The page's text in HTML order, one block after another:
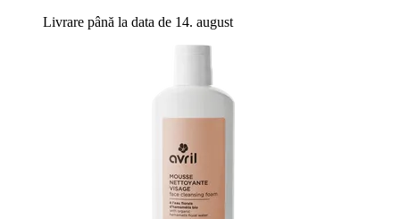
Livrare până la data de 14. august